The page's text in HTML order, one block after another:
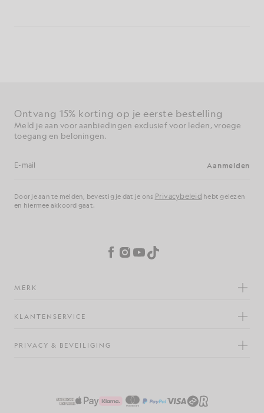
Ontvang 15% korting op je eerste bestelling
Meld je aan voor aanbiedingen exclusief voor leden, vroege
toegang en beloningen.
E-mailadres Aanmelden
Door je aan te melden, bevestig je dat je ons Privacybeleid hebt gelezen
en hiermee akkoord gaat.
Facebook
Instagram
YouTube
TikTok
MERK
KLANTENSERVICE
PRIVACY & BEVEILIGING